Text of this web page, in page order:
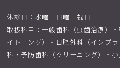
休診日：水曜・日曜・祝日
取扱科目：一般歯科（虫歯治療）
イトニング）・口腔外科（インプ
科・予防歯科（クリーニング）・小